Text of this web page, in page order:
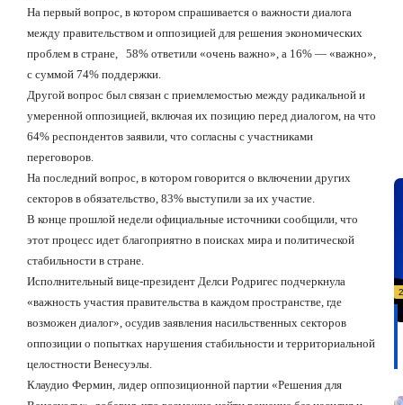
На первый вопрос, в котором спрашивается о важности диалога
между правительством и оппозицией для решения экономических
проблем в стране, 58% ответили «очень важно», а 16% — «важно»,
с суммой 74% поддержки.
Другой вопрос был связан с приемлемостью между радикальной и
умеренной оппозицией, включая их позицию перед диалогом, на что
64% респондентов заявили, что согласны с участниками
переговоров.
На последний вопрос, в котором говорится о включении других
секторов в обязательство, 83% выступили за их участие.
В конце прошлой недели официальные источники сообщили, что
этот процесс идет благоприятно в поисках мира и политической
стабильности в стране.
Исполнительный вице-президент Делси Родригес подчеркнула
«важность участия правительства в каждом пространстве, где
возможен диалог», осудив заявления насильственных секторов
оппозиции о попытках нарушения стабильности и территориальной
целостности Венесуэлы.
Клаудио Фермин, лидер оппозиционной партии «Решения для